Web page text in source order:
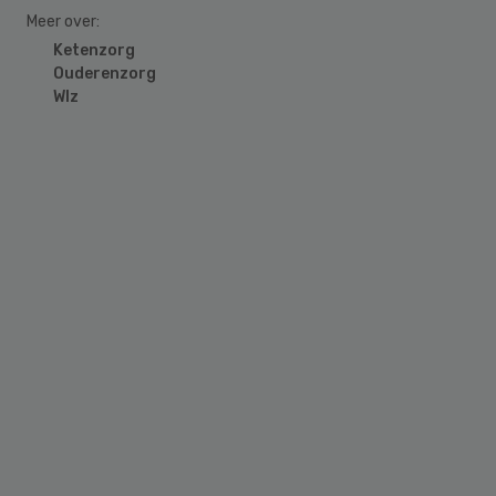
Meer over:
Ketenzorg
Ouderenzorg
Wlz